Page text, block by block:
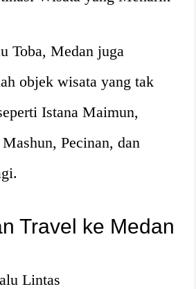
Toba, Medan juga
objek wisata yang tak
Istana Maimun,
Pecinan, dan
Travel ke Medan
Lintas